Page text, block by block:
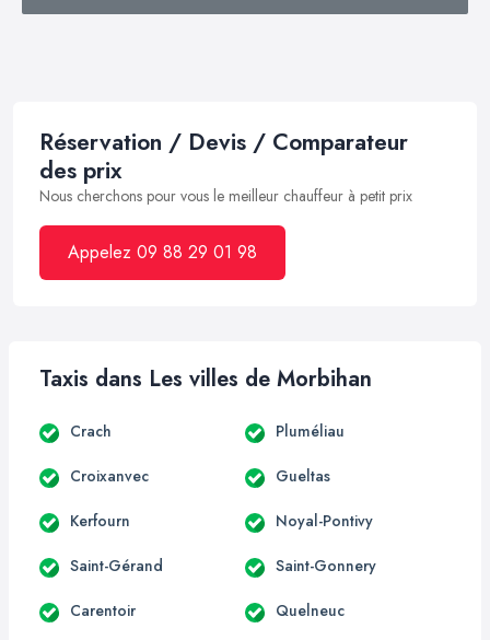
Réservation / Devis / Comparateur
des prix
Nous cherchons pour vous le meilleur chauffeur à petit prix
Appelez 09 88 29 01 98
Taxis dans Les villes de Morbihan
Crach Pluméliau
Croixanvec Gueltas
Kerfourn Noyal-Pontivy
Saint-Gérand Saint-Gonnery
Carentoir Quelneuc